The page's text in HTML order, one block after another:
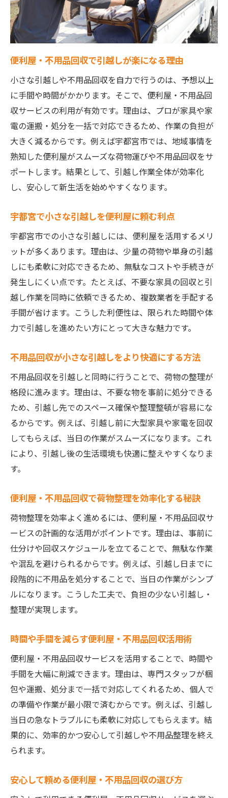
宇都宮で便利屋・不用品回収を選ぶ際の注
意点
不用品回収サービスの賢い使い方とポイン
ト
女性も安心の宇都宮便利屋・不用品回収利
用法
料金相場を知って便利屋・不用品回収をお
得に
おすすめの便利屋・不用品回収活用例を紹
介
不用品回収と小さな引越しの便利屋活用術
便利屋・不用品回収で引越し当日の負担を
不用品回収で荷物を減らしスムーズな引越
し
便利屋を使った小さな引越しの実践テクニ
ック
不用品回収業者の選び方とトラブル回避法
便利屋・不用品回収活用の成功事例を紹介
小さな引越しと不用品回収を同時に進める
宇都宮の便利屋で不用品も荷物もすっきり整理
便利屋・不用品回収で不要品を一気に処分
宇都宮の便利屋を利用した整理整頓のポイ
ント
便利屋・不用品回収なら忙しい方も安心
荷物の仕分けと不用品回収のベストタイミ
ング
女性にもおすすめの便利屋・不用品回収活
用法
便利屋・不用品回収で荷物整理を効率化するコ
ツ
便利屋・不用品回収で荷物整理を時短する
プロの便利屋に頼る荷物整理のメリット
便利屋・不用品回収と自分での整理比較
引越しと同時に不用品回収を進める手順
便利屋・不用品回収サービス利用の注意点
宇都宮の不用品回収と引越しの悩みを解決
便利屋・不用品回収の選び方で悩み解消
宇都宮でよくある不用品回収の失敗例と対
策
れ
便利屋・不用品回収で引越しが楽になる理由
小さな引越しや不用品回収を自力で行うのは、予想以上
に手間や時間がかかります。そこで、便利屋・不用品回
収サービスの利用が有効です。理由は、プロが家具や家
電の運搬・処分を一括で対応できるため、作業の負担が
大きく減るからです。例えば宇都宮市では、地域事情を
熟知した便利屋がスムーズな荷物運びや不用品回収をサ
ポートします。結果として、引越し作業全体が効率化
し、安心して新生活を始めやすくなります。
宇都宮で小さな引越しを便利屋に頼む利点
宇都宮市での小さな引越しには、便利屋を活用するメリ
ットが多くあります。理由は、少量の荷物や単身の引越
しにも柔軟に対応できるため、無駄なコストや手続きが
発生しにくい点です。たとえば、不要な家具の回収と引
越し作業を同時に依頼できるため、複数業者を手配する
手間が省けます。こうした利便性は、限られた時間や体
力で引越しを進めたい方にとって大きな魅力です。
不用品回収が小さな引越しをより快適にする方法
不用品回収を引越しと同時に行うことで、荷物の整理が
格段に進みます。理由は、不要な物を事前に処分できる
ため、引越し先でのスペース確保や整理整頓が容易にな
るからです。例えば、引越し前に大型家具や家電を回収
してもらえば、当日の作業がスムーズになります。これ
により、引越し後の生活環境も快適に整えやすくなりま
す。
便利屋・不用品回収で荷物整理を効率化する秘訣
荷物整理を効率よく進めるには、便利屋・不用品回収サ
ービスの計画的な活用がポイントです。理由は、事前に
仕分けや回収スケジュールを立てることで、無駄な作業
や混乱を避けられるからです。例えば、引越し日までに
段階的に不用品を処分することで、当日の作業がシンプ
ルになります。こうした工夫で、負担の少ない引越し・
整理が実現します。
時間や手間を減らす便利屋・不用品回収活用術
便利屋・不用品回収サービスを活用することで、時間や
手間を大幅に削減できます。理由は、専門スタッフが梱
包や運搬、処分まで一括で対応してくれるため、個人で
の準備や作業が最小限で済むからです。例えば、引越し
当日の急なトラブルにも柔軟に対応してもらえます。結
果的に、効率的かつ安心して引越しや不用品整理を終え
られます。
安心して頼める便利屋・不用品回収の選び方